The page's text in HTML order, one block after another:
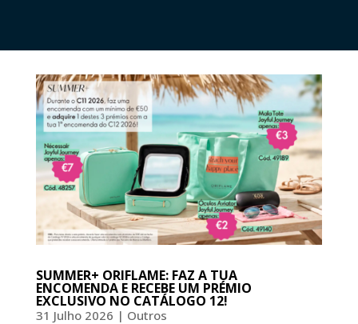
SUMMER+ ORIFLAME: FAZ A TUA
ENCOMENDA E RECEBE UM PRÉMIO
EXCLUSIVO NO CATÁLOGO 12!
31 Julho 2026 | Outros